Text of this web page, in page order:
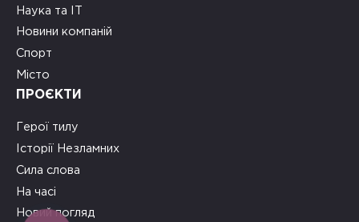
Наука та ІТ
Новини компаній
Спорт
Місто
ПРОЄКТИ
Герої тилу
Історії Незламних
Сила слова
На часі
Новий погляд